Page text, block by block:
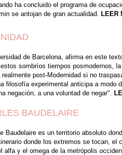
ha concluido el programa de
se antojan de gran actualidad.
LEER
de Barcelona, afirma en este
sombríos tiempos posmodernos,
post-Modernidad si no
filosofía experimental anticipa a modo
negación, a una voluntad de negar".
BAUDELAIRE
Baudelaire es un territorio absoluto
donde los extremos se tocan, el
alfa y el omega de la metrópolis